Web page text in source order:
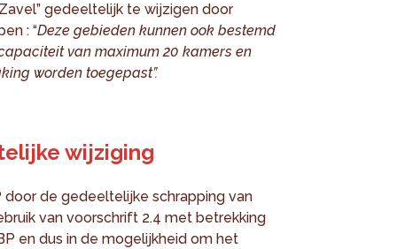
gedeeltelijk te wijzigen door
: “Deze gebieden kunnen ook bestemd
van maximum 20 kamers en
worden toegepast”.
wijziging
de gedeeltelijke schrapping van
van voorschrift 2.4 met betrekking
en dus in de mogelijkheid om het